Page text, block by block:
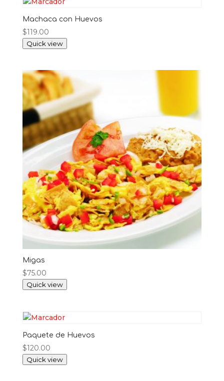
Machaca con Huevos
$119.00
Quick view
Migas
$75.00
Quick view
Paquete de Huevos
$120.00
Quick view